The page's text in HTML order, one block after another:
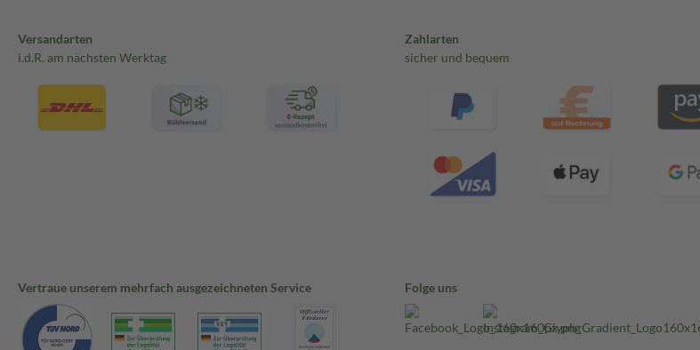
Versandarten
i.d.R. am nächsten Werktag
Zahlarten
sicher und bequem
Vertraue unserem mehrfach ausgezeichneten Service Folge uns